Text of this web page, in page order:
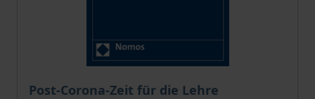
Post-Corona-Zeit für die Lehre
The price depends on the options chosen on the